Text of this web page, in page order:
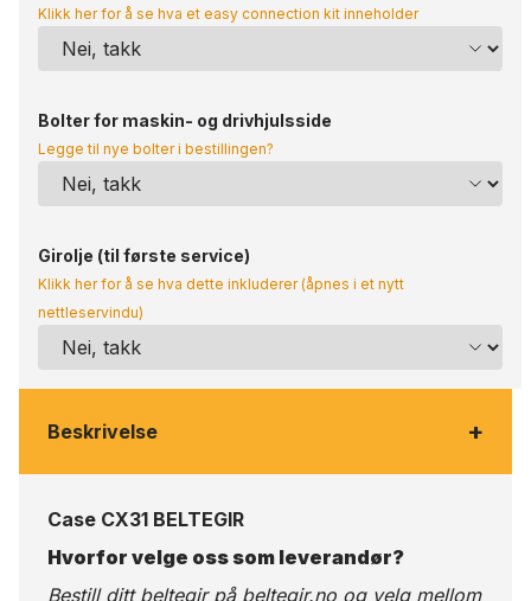
Klikk her for å se hva et easy connection kit inneholder
Bolter for maskin- og drivhjulsside
Legge til nye bolter i bestillingen?
Girolje (til første service)
Klikk her for å se hva dette inkluderer (åpnes i et nytt
nettleservindu)
Beskrivelse +
Case CX31 BELTEGIR
Hvorfor velge oss som leverandør?
Bestill ditt beltegir på beltegir.no og velg mellom